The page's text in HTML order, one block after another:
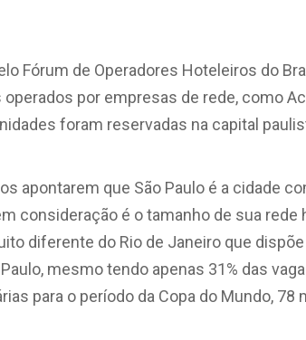
Fórum de Operadores Hoteleiros do
por empresas de rede, como
foram reservadas na capital
apontarem que São Paulo é a cidade
consideração é o tamanho de sua rede
diferente do Rio de Janeiro que
mesmo tendo apenas 31% das
para o período da Copa do Mundo, 78